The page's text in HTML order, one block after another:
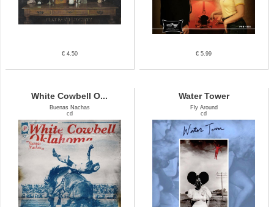
€ 4.50 € 5.99
White Cowbell O...
Buenas Nachas
cd
Water Tower
Fly Around
cd